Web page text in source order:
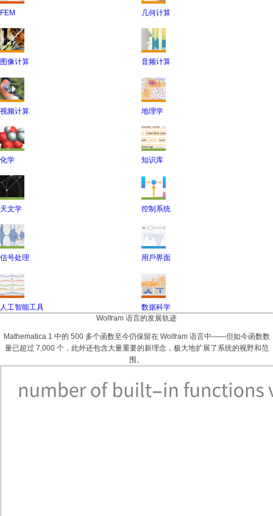
FEM 几何计算
图像计算 音频计算
视频计算 地理学
化学 知识库
天文学 控制系统
信号处理 用戶界面
人工智能工具
数据科学
Wolfram 语言的发展轨迹
Mathematica 1 中的 500 多个函数至今仍保留在 Wolfram 语言中——但如今函数数
量已超过 7,000 个，此外还包含大量重要的新理念，极大地扩展了系统的视野和范
围。